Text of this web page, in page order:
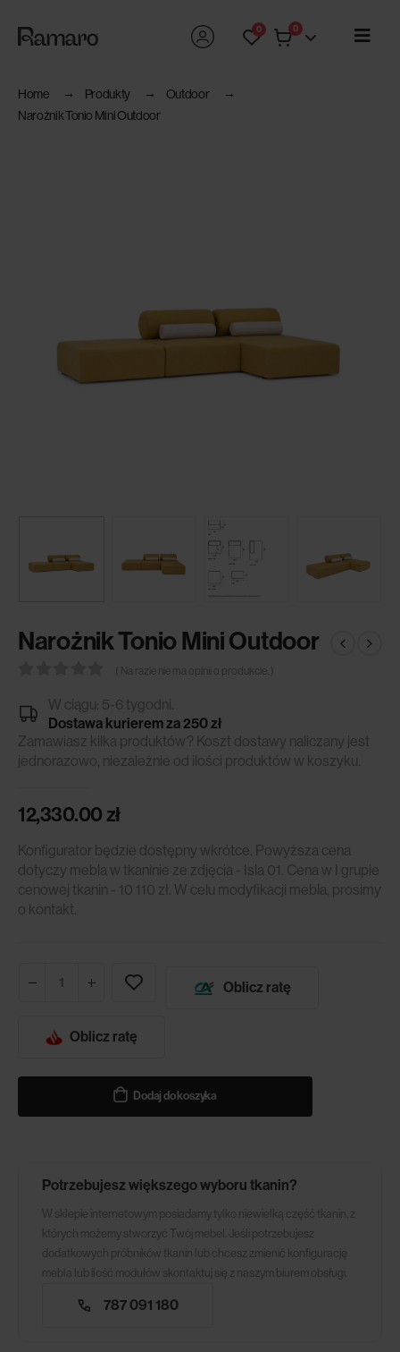
0 0
Home Produkty
Outdoor
Narożnik Tonio Mini Outdoor
Narożnik Tonio Mini Outdoor
( Na razie nie ma opinii o produkcie. )
W ciągu: 5-6 tygodni.
Dostawa kurierem za 250 zł
Zamawiasz kilka produktów? Koszt dostawy naliczany jest
jednorazowo, niezależnie od ilości produktów w koszyku.
12,330.00 zł
Konfigurator będzie dostępny wkrótce. Powyższa cena
dotyczy mebla w tkaninie ze zdjęcia - Isla 01. Cena w I grupie
cenowej tkanin - 10 110 zł. W celu modyfikacji mebla, prosimy
o kontakt.
Oblicz ratę
Oblicz ratę
Dodaj do koszyka
Potrzebujesz większego wyboru tkanin?
W sklepie internetowym posiadamy tylko niewielką część tkanin, z
których możemy stworzyć Twój mebel. Jeśli potrzebujesz
dodatkowych próbników tkanin lub chcesz zmienić konfigurację
mebla lub ilość modułów skontaktuj się z naszym biurem obsługi.
787 091 180